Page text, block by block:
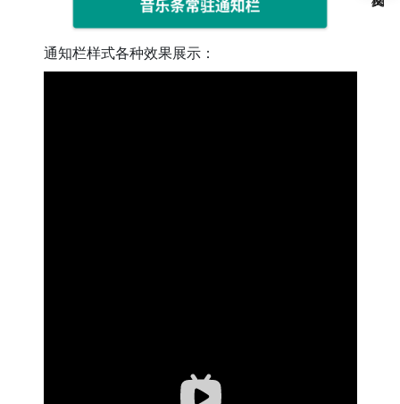
通知栏样式各种效果展示：